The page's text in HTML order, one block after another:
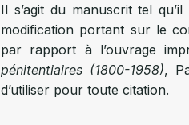
Il s’agit du manuscrit tel
modification portant sur le
par rapport à l’ouvrage
pénitentiaires (1800-1958),
d’utiliser pour toute citation.